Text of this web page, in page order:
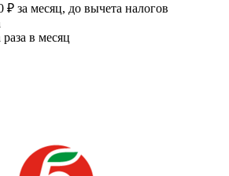
₽ за месяц, до вычета налогов
в месяц